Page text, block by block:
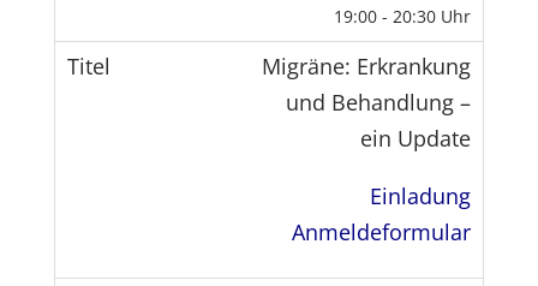
19:00 - 20:30 Uhr
Migräne: Erkrankung
und Behandlung –
ein Update
Einladung
Anmeldeformular